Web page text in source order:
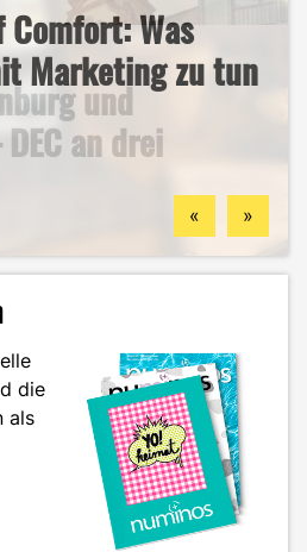
Comfort: Was
Marketing zu tun
und
an drei
für das Handwerk
hier deine
finden
Survival-
Wintersemester
und
Aylin im Portrait
« »
die
als